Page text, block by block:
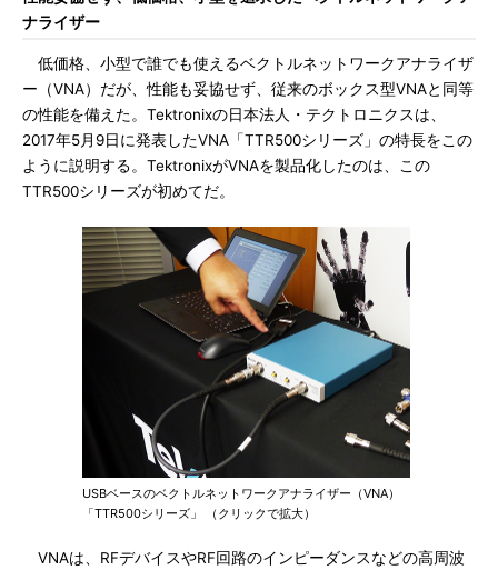
ナライザー
低価格、小型で誰でも使えるベクトルネットワークアナライザ
ー（VNA）だが、性能も妥協せず、従来のボックス型VNAと同等
の性能を備えた。Tektronixの日本法人・テクトロニクスは、
2017年5月9日に発表したVNA「TTR500シリーズ」の特長をこの
ように説明する。TektronixがVNAを製品化したのは、この
TTR500シリーズが初めてだ。
USBベースのベクトルネットワークアナライザー（VNA）
「TTR500シリーズ」 （クリックで拡大）
VNAは、RFデバイスやRF回路のインピーダンスなどの高周波